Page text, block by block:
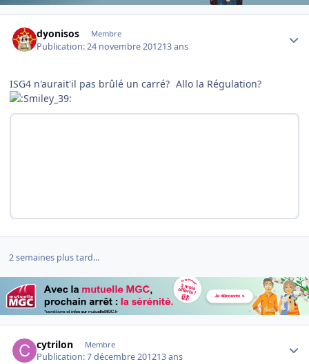
dyonisos Membre
Publication:24 novembre 201213 ans
ISG4 n'aurait'il pas brûlé un carré? Allo la Régulation?
2 semaines plus tard...
cytrilon Membre
Publication:7 décembre 201213 ans